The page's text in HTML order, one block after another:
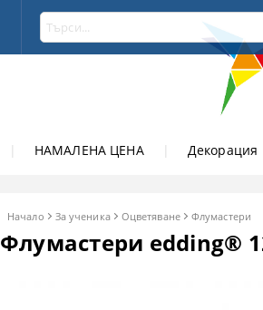
НАМАЛЕНА ЦЕНА Декорация
Начало За ученика Оцветяване Флумастери
Флумастери edding®